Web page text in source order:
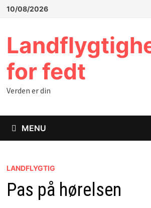
Skip10/08/2026
for fedt
Verden er din
MENU
LANDFLYGTIG
Pas på hørelsen